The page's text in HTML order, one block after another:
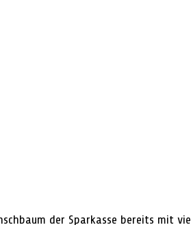
der Sparkasse bereits mit